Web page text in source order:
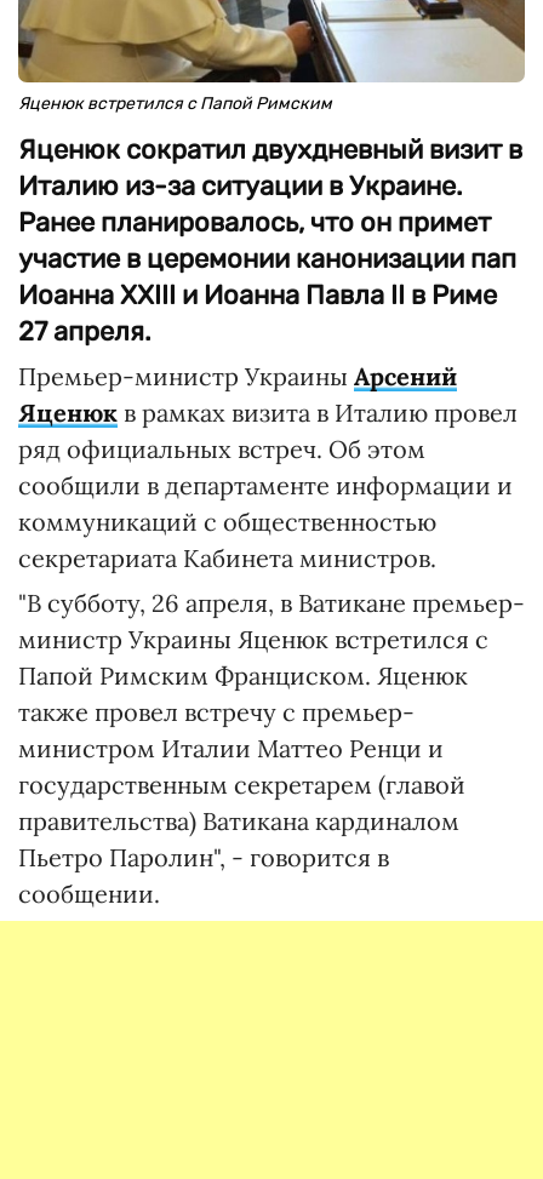
Яценюк встретился с Папой Римским
Яценюк сократил двухдневный визит в
Италию из-за ситуации в Украине.
Ранее планировалось, что он примет
участие в церемонии канонизации пап
Иоанна XXIII и Иоанна Павла II в Риме
27 апреля.
Премьер-министр Украины Арсений
Яценюк в рамках визита в Италию провел
ряд официальных встреч. Об этом
сообщили в департаменте информации и
коммуникаций с общественностью
секретариата Кабинета министров.
"В субботу, 26 апреля, в Ватикане премьер-
министр Украины Яценюк встретился с
Папой Римским Франциском. Яценюк
также провел встречу с премьер-
министром Италии Маттео Ренци и
государственным секретарем (главой
правительства) Ватикана кардиналом
Пьетро Паролин", - говорится в
сообщении.